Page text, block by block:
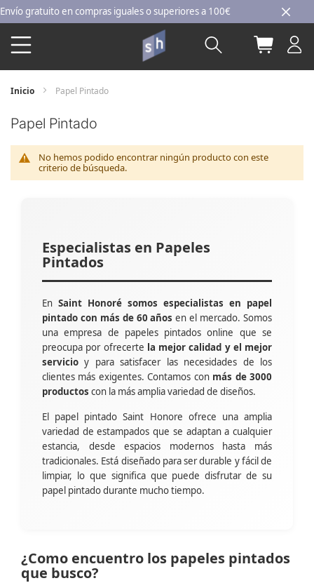
Ir
al
contenido
gratuito en compras iguales o superiores a 100€
Buscar Mi
Inicio Papel Pintado
Papel Pintado
No hemos podido encontrar ningún producto con este
criterio de búsqueda.
Especialistas en Papeles
Pintados
En Saint Honoré somos especialistas en papel
pintado con más de 60 años en el mercado. Somos
una empresa de papeles pintados online que se
preocupa por ofrecerte la mejor calidad y el mejor
servicio y para satisfacer las necesidades de los
clientes más exigentes. Contamos con más de 3000
productos con la más amplia variedad de diseños.
El papel pintado Saint Honore ofrece una amplia
variedad de estampados que se adaptan a cualquier
estancia, desde espacios modernos hasta más
tradicionales. Está diseñado para ser durable y fácil de
limpiar, lo que significa que puede disfrutar de su
papel pintado durante mucho tiempo.
¿Como encuentro los papeles pintados
que busco?